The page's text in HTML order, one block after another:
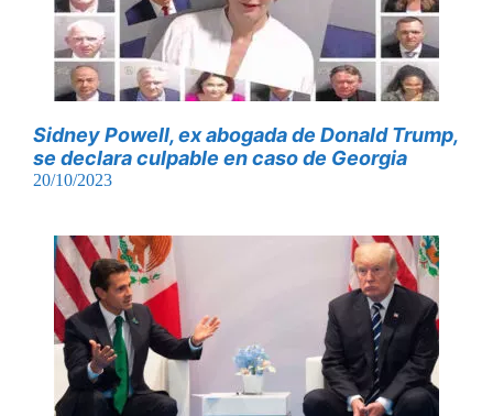
Sidney Powell, ex abogada de Donald Trump,
se declara culpable en caso de Georgia
20/10/2023